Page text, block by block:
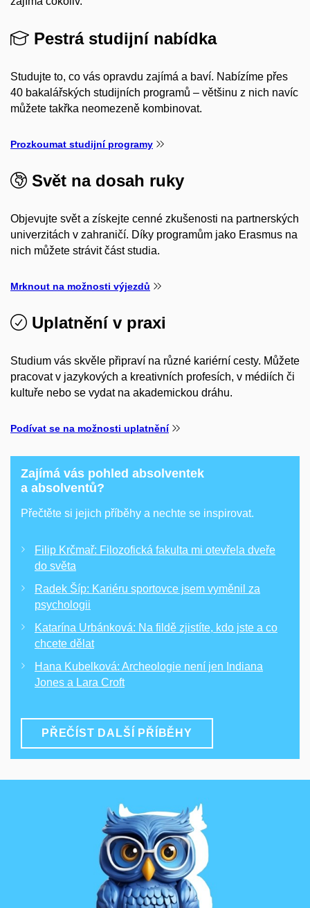
Pestrá studijní nabídka
Studujte to, co vás opravdu zajímá a baví. Nabízíme přes
40 bakalářských studijních programů – většinu z nich navíc
můžete takřka neomezeně kombinovat.
Prozkoumat studijní programy
Svět na dosah ruky
Objevujte svět a získejte cenné zkušenosti na partnerských
univerzitách v zahraničí. Díky programům jako Erasmus na
nich můžete strávit část studia.
Mrknout na možnosti výjezdů
Uplatnění v praxi
Studium vás skvěle připraví na různé kariérní cesty. Můžete
pracovat v jazykových a kreativních profesích, v médiích či
kultuře nebo se vydat na akademickou dráhu.
Podívat se na možnosti uplatnění
Zajímá vás pohled absolventek
a absolventů?
Přečtěte si jejich příběhy a nechte se inspirovat.
Filip Krčmař: Filozofická fakulta mi otevřela dveře
do světa
Radek Šíp: Kariéru sportovce jsem vyměnil za
psychologii
Katarína Urbánková: Na fildě zjistíte, kdo jste a co
chcete dělat
Hana Kubelková: Archeologie není jen Indiana
Jones a Lara Croft
PŘEČÍST DALŠÍ PŘÍBĚHY